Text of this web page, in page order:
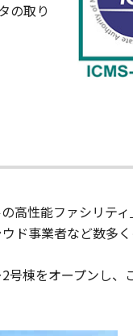
の取り
高性能ファシリテ
ド事業者など数多
棟をオープンし、